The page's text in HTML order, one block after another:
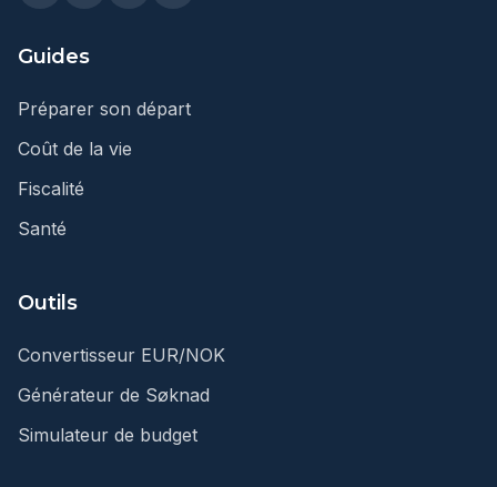
Guides
Préparer son départ
Coût de la vie
Fiscalité
Santé
Outils
Convertisseur EUR/NOK
Générateur de Søknad
Simulateur de budget